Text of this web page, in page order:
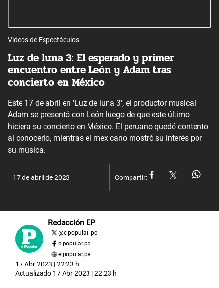
Videos de Espectáculos
Luz de luna 3: El esperado y primer
encuentro entre León y Adam tras
concierto en México
Este 17 de abril en 'Luz de luna 3', el productor musical
Adam se presentó con León luego de que este último
hiciera su concierto en México. El peruano quedó contento
al conocerlo, mientras el mexicano mostró su interés por
su música.
17 de abril de 2023 Compartir:
Redacción EP
@elpopular_pe
elpopular.pe
elpopular.pe
17 Abr 2023 | 22:23 h
Actualizado 17 Abr 2023 | 22:23 h